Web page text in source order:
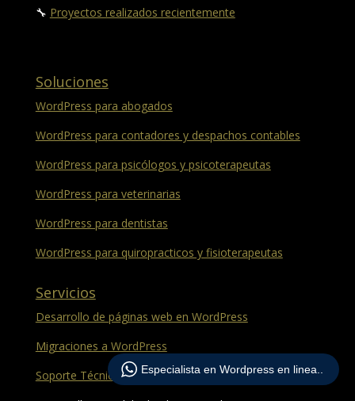
🔧 Proyectos realizados recientemente
Soluciones
WordPress para abogados
WordPress para contadores y despachos contables
WordPress para psicólogos y psicoterapeutas
WordPress para veterinarias
WordPress para dentistas
WordPress para quiropracticos y fisioterapeutas
Servicios
Desarrollo de páginas web en WordPress
Migraciones a WordPress
Soporte Técnico y Mantenimiento Web WordPress
Especialista en Wordpress en linea..